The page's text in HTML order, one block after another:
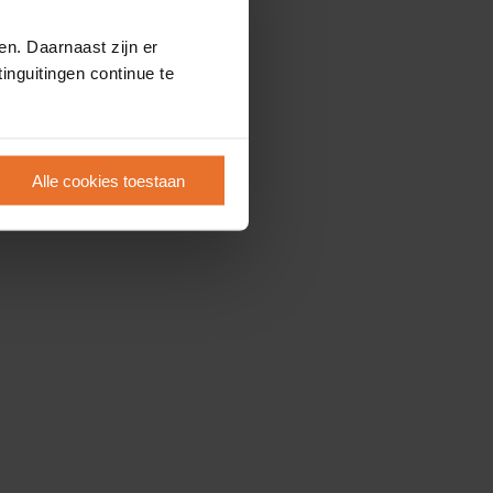
Daarnaast zijn er
continue te
Alle cookies toestaan